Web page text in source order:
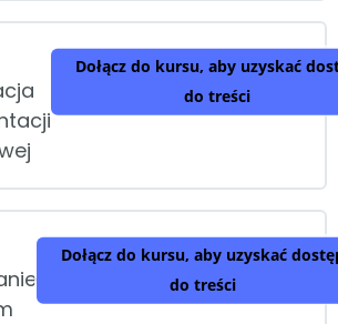
Dołącz do kursu, aby uzyskać
do treści
Dołącz do kursu, aby uzyskać
do treści